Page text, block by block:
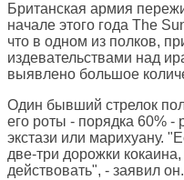
Британская армия
начале этого года The
что в одном из полков,
издевательствами над
выявлено большое
Один бывший стрелок
его роты - порядка 60% -
экстази или марихуану.
две-три дорожки
действовать", - заявил он.